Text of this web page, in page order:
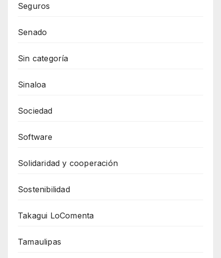
Seguros
Senado
Sin categoría
Sinaloa
Sociedad
Software
Solidaridad y cooperación
Sostenibilidad
Takagui LoComenta
Tamaulipas